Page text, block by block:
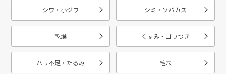
シワ・小ジワ シミ・ソバカス
乾燥 くすみ・ゴワつき
ハリ不足・たるみ 毛穴